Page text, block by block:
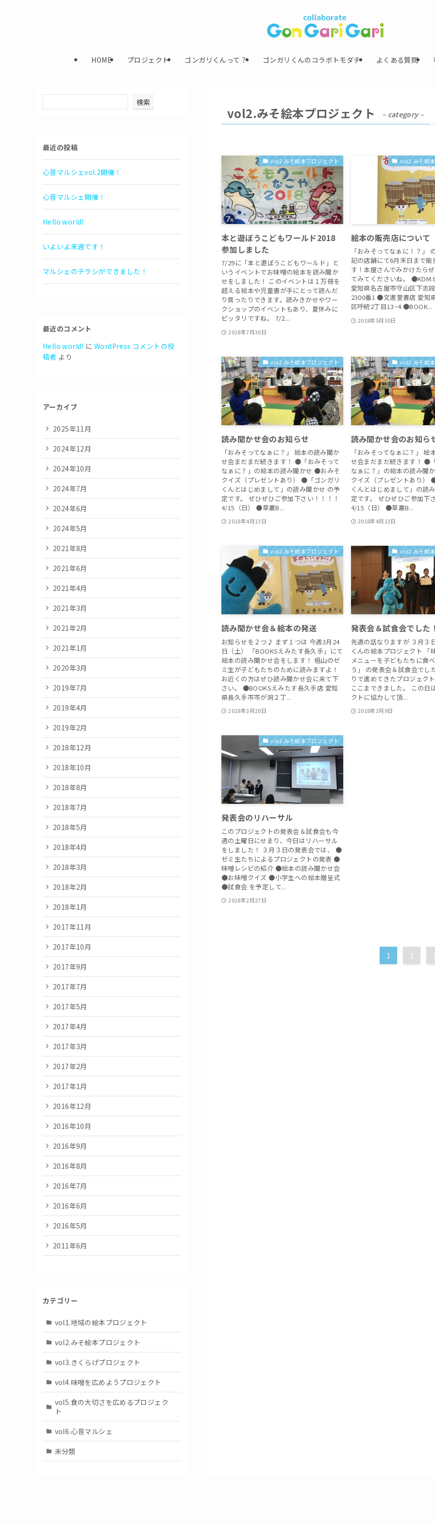
HOME プロジェクト ゴンガリくんって？ ゴンガリくんのコラボトモダチ よくある質問
vol2.みそ絵本プロジェクト – category –
vol2.みそ絵本プロジェクト
本と遊ぼうこどもワールド2018
参加しました
7/29に「本と遊ぼうこどもワールド」と
いうイベントでお味噌の絵本を読み聞か
せをしました！ このイベントは１万冊を
超える絵本や児童書が手にとって読んだ
り買ったりできます。読みきかせやワー
クショップのイベントもあり、夏休みに
ピッタリですね。 7/2...
2018年7月30日
vol2.みそ絵
絵本の販売店について
「おみそってなぁに！？」
記の店舗にて6月末日まで
す！本屋さんでみかけたら
てみてくださいね。
愛知県名古屋市守山区下志
2300番1 ●文進堂書店 愛知
区呼続2丁目13−4 ●BOOK...
2018年5月30日
vol2.みそ絵本プロジェクト
読み聞かせ会のお知らせ
「おみそってなぁに？」 絵本の読み聞か
せ会まだまだ続きます！ ●「おみそって
なぁに？」の絵本の読み聞かせ ●おみそ
クイズ（プレゼントあり） ●「ゴンガリ
くんとはじめまして」の読み聞かせ の予
定です。 ぜひぜひご参加下さい！！！！
4/15（日） ●草叢B...
2018年4月13日
vol2.みそ絵
読み聞かせ会のお知ら
「おみそってなぁに？」 絵
せ会まだまだ続きます！ ●
なぁに？」の絵本の読み聞
クイズ（プレゼントあり）
くんとはじめまして」の読
定です。 ぜひぜひご参加下
4/15（日） ●草叢B...
2018年4月13日
vol2.みそ絵本プロジェクト
読み聞かせ会＆絵本の発送
お知らせを２つ♪ まず１つは 今週3月24
日（土） 「BOOKSえみたす長久手」にて
絵本の読み聞かせ会をします！ 椙山のゼ
ミ生が子どもたちのために読みますよ！
お近くの方はぜひ読み聞かせ会に来て下
さい。 ●BOOKSえみたす長久手店 愛知
県長久手市市が洞２丁...
2018年3月20日
vol2.みそ絵
発表会＆試食会でした
先週の話なりますが ３月３
くんの絵本プロジェクト 「
メニューを子どもたちに食
う」 の発表会＆試食会でし
りで進めてきたプロジェク
ここまできました。 この日
クトに協力して頂...
2018年3月9日
vol2.みそ絵本プロジェクト
発表会のリハーサル
このプロジェクトの発表会＆試食会も今
週の土曜日にせまり、今日はリハーサル
をしました！ ３月３日の発表会では、 ●
ゼミ生たちによるプロジェクトの発表 ●
味噌レシピの紹介 ●絵本の読み聞かせ会
●お味噌クイズ ●小学生への絵本贈呈式
●試食会 を予定して...
2018年2月27日
1 2
検索
最近の投稿
心音マルシェvol.2開催！
心音マルシェ開催！
Hello world!
いよいよ来週です！
マルシェのチラシができました！
最近のコメント
Hello world! にWordPress コメントの投
稿者 より
アーカイブ
2025年11月
2024年12月
2024年10月
2024年7月
2024年6月
2024年5月
2021年8月
2021年6月
2021年4月
2021年3月
2021年2月
2021年1月
2020年3月
2019年7月
2019年4月
2019年2月
2018年12月
2018年10月
2018年8月
2018年7月
2018年5月
2018年4月
2018年3月
2018年2月
2018年1月
2017年11月
2017年10月
2017年9月
2017年7月
2017年5月
2017年4月
2017年3月
2017年2月
2017年1月
2016年12月
2016年10月
2016年9月
2016年8月
2016年7月
2016年6月
2016年5月
2011年6月
カテゴリー
vol1.地域の絵本プロジェクト
vol2.みそ絵本プロジェクト
vol3.きくらげプロジェクト
vol4.味噌を広めようプロジェクト
vol5.食の大切さを広めるプロジェク
ト
vol6.心音マルシェ
未分類